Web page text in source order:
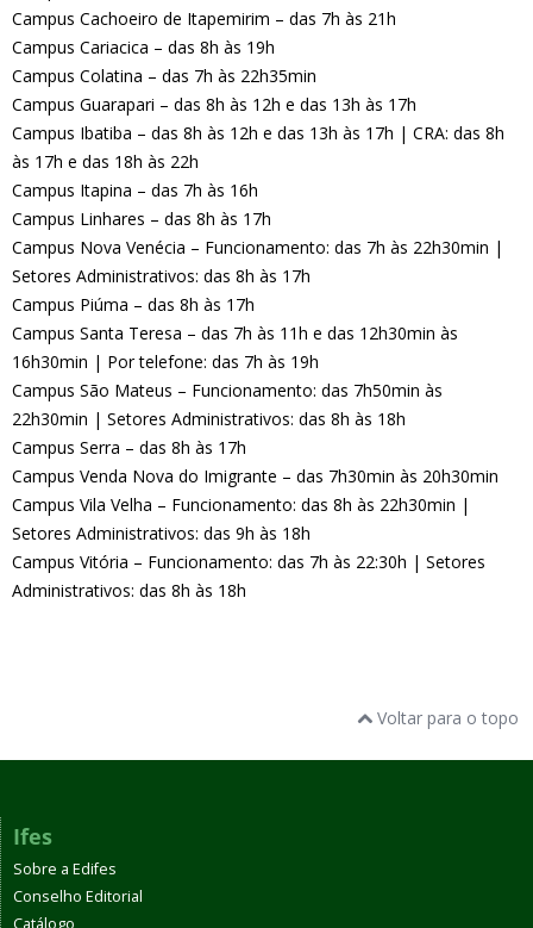
Campus Cachoeiro de Itapemirim – das 7h às 21h
Campus Cariacica – das 8h às 19h
Campus Colatina – das 7h às 22h35min
Campus Guarapari – das 8h às 12h e das 13h às 17h
Campus Ibatiba – das 8h às 12h e das 13h às 17h | CRA: das 8h
às 17h e das 18h às 22h
Campus Itapina – das 7h às 16h
Campus Linhares – das 8h às 17h
Campus Nova Venécia – Funcionamento: das 7h às 22h30min |
Setores Administrativos: das 8h às 17h
Campus Piúma – das 8h às 17h
Campus Santa Teresa – das 7h às 11h e das 12h30min às
16h30min | Por telefone: das 7h às 19h
Campus São Mateus – Funcionamento: das 7h50min às
22h30min | Setores Administrativos: das 8h às 18h
Campus Serra – das 8h às 17h
Campus Venda Nova do Imigrante – das 7h30min às 20h30min
Campus Vila Velha – Funcionamento: das 8h às 22h30min |
Setores Administrativos: das 9h às 18h
Campus Vitória – Funcionamento: das 7h às 22:30h | Setores
Administrativos: das 8h às 18h
Voltar para o topo
Ifes
Sobre a Edifes
Conselho Editorial